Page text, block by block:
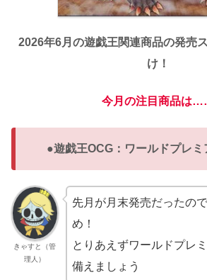
2026年6月の遊戯王関連商品の発売
け！
今月の注目商品は
●遊戯王OCG：ワールドプレ
きゃすと（管
理人）
先月が月末発売だったの
め！
とりあえずワールドプレ
備えましょう